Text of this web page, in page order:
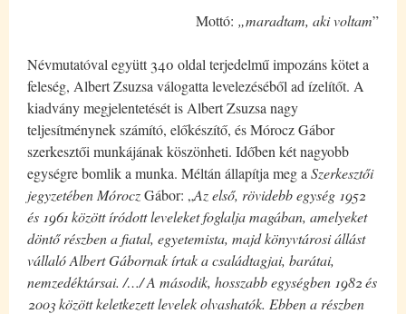
Mottó: „maradtam, aki voltam”
Névmutatóval együtt 340 oldal terjedelmű impozáns kötet a
feleség, Albert Zsuzsa válogatta levelezéséből ad ízelítőt. A
kiadvány megjelentetését is Albert Zsuzsa nagy
teljesítménynek számító, előkészítő, és Mórocz Gábor
szerkesztői munkájának köszönheti. Időben két nagyobb
egységre bomlik a munka. Méltán állapítja meg a Szerkesztői
jegyzetében MóroczGábor: „Az első, rövidebb egység 1952
és 1961 között íródott leveleket foglalja magában, amelyeket
döntő részben a fiatal, egyetemista, majd könyvtárosi állást
vállaló Albert Gábornak írtak a családtagjai, barátai,
nemzedéktársai. /…/ A második, hosszabb egységben 1982 és
2003 között keletkezett levelek olvashatók. Ebben a részben